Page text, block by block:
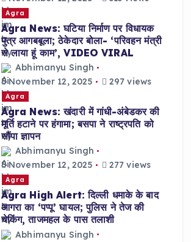
Agra
Agra News: घटिया निर्माण पर विधायक
पुत्र आगबबूला; ठेकेदार बोला- ‘परिवहन मंत्री
से लाया हूं काम’, VIDEO VIRAL
Abhimanyu Singh
November 12, 2025
297 views
Agra
Agra News: खंदारी में गांधी-अंबेडकर की
मूर्ति हटाने पर हंगामा; बसपा ने राष्ट्रपति को
सौंपा ज्ञापन
Abhimanyu Singh
November 12, 2025
277 views
Agra
Agra High Alert: दिल्ली धमाके के बाद
आगरा का ‘पप्पू’ घायल; पुलिस ने तेज की
चेकिंग, ताजमहल के पास तलाशी
Abhimanyu Singh